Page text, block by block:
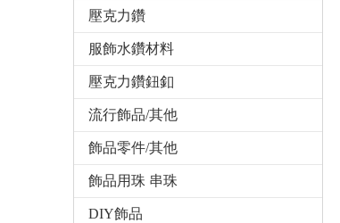
壓克力鑽
服飾水鑽材料
壓克力鑽鈕釦
流行飾品/其他
飾品零件/其他
飾品用珠 串珠
DIY飾品